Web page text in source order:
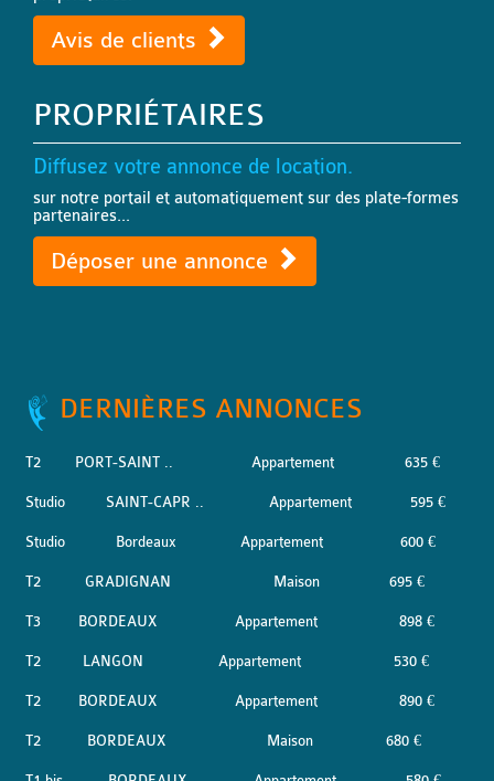
Avis de clients
PROPRIÉTAIRES
Diffusez votre annonce de location.
sur notre portail et automatiquement sur des plate-formes
partenaires...
Déposer une annonce
DERNIÈRES ANNONCES
T2 PORT-SAINT .. Appartement 635 €
Studio SAINT-CAPR .. Appartement 595 €
Studio Bordeaux Appartement 600 €
T2 GRADIGNAN Maison 695 €
T3 BORDEAUX Appartement 898 €
T2 LANGON Appartement 530 €
T2 BORDEAUX Appartement 890 €
T2 BORDEAUX Maison 680 €